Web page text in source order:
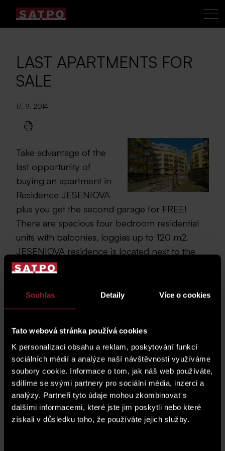
Souhlas Detaily Více o cookies
Tato webová stránka používá cookies
K personalizaci obsahu a reklam, poskytování funkcí
sociálních médií a analýze naší návštěvnosti využíváme
soubory cookie. Informace o tom, jak náš web používáte,
sdílíme se svými partnery pro sociální média, inzerci a
analýzy. Partneři tyto údaje mohou zkombinovat s
dalšími informacemi, které jste jim poskytli nebo které
získali v důsledku toho, že používáte jejich služby.
LAST APARTMENTS FOR
SALE
17. 9. 2014
Take advantage of the
last opportunity of
buying an apartment in
Residence JESENIOVA
plus you get the second garage for FREE!
There are spacious four bedroom residential
units with balconies, loggias up to 120 m2.
JESENIOVA residence is located next to the
park , offers a quiet and safe housing.
apartment in Residence
JESENIOVA plus you get the
second garage for FREE
120 m2
. JESENIOVA residence is located next to the
park, offers a quiet and safe housing. For more information
please contact our sales team at prodej@satpo.cz or call
+420 702 205 205.